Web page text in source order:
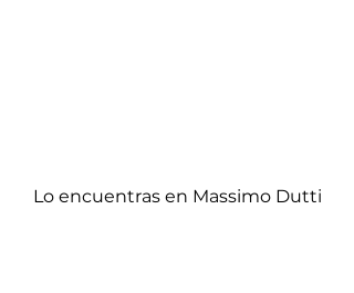
Lo encuentras en Massimo Dutti